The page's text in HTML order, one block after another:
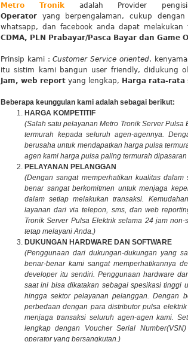
Metro Tronik adalah Provider
Operator yang
berpengalaman, cukup
whatsapp, dan facebook anda dapat
CDMA, PLN Prabayar/Pasca Bayar dan Game
Prinsip kami :Customer Service oriented,
itu sistim kami bangun user friendly, didukung
Jam, web report yang lengkap, Harga rata-
Beberapa keunggulan kami adalah sebagai berikut:
HARGA KOMPETITIF
(Salah satu pelayanan Metro Tronik Server
termurah kepada seluruh agen-agennya.
berusaha untuk mendapatkan harga pulsa
agen kami harga pulsa paling termurah
PELAYANAN PELANGGAN
(Dengan sangat memperhatikan kualitas
benar sangat berkomitmen untuk menjaga
dalam setiap melakukan transaksi.
layanan dari via telepon, sms, dan web
Tronik Server Pulsa Elektrik selama 24 jam
tetap melayani Anda.)
DUKUNGAN HARDWARE DAN SOFTWARE
(Penggunaan dari dukungan-dukungan yang
benar-benar kami sangat memperhatikannya
developer itu sendiri. Penggunaan hardware
saat ini bisa dikatakan sebagai spesikasi tinggi
hingga sektor pelayanan pelanggan. Dengan
perbedaan dengan para distributor pulsa
menjaga transaksi seluruh agen-agen kami.
lengkap dengan Voucher Serial
operator yang bersangkutan.)